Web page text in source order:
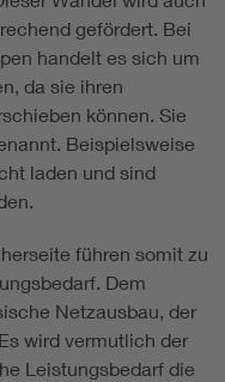
gefördert. Bei
handelt es sich um
da sie ihren
können. Sie
Beispielsweise
laden und sind
führen somit zu
Dem
Netzausbau, der
wird vermutlich der
Leistungsbedarf die